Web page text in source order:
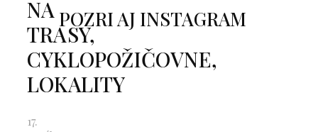
NA
TRASY,
CYKLOPOŽIČOVNE,
LOKALITY
17.
POZRI AJ INSTAGRAM